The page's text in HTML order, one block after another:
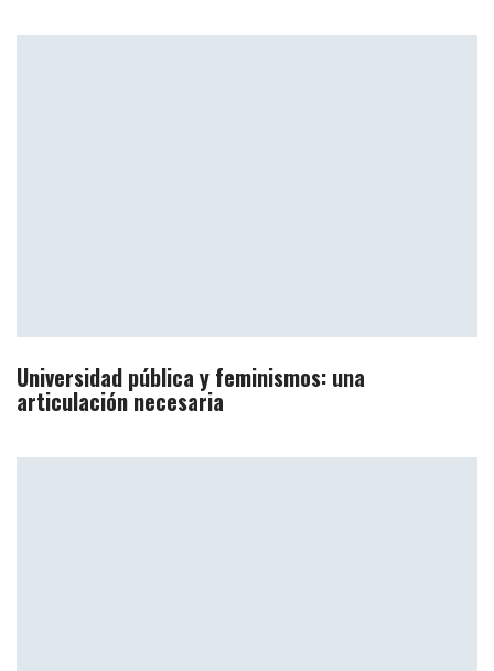
Universidad pública y feminismos: una
articulación necesaria